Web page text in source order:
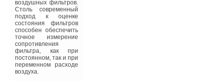
воздушных фильтров.
Столь современный
подход к оценке
состояния фильтров
способен обеспечить
точное измерение
сопротивления
фильтра, как при
постоянном, так и при
переменном расходе
воздуха.
позволят сэкономить
средства городского
бюджета, выделяемые
на содержание
спортивных объектов.
«Передовые
энергосберегающие
технологии,
использующиеся в
настоящее время при